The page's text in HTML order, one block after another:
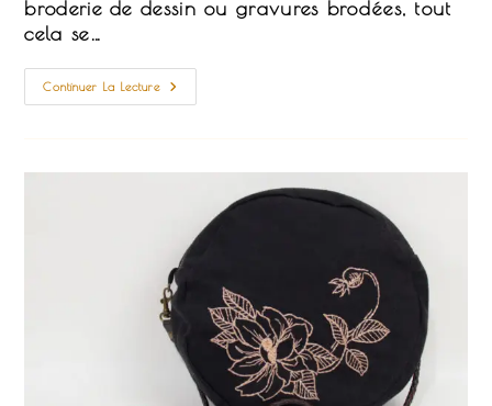
broderie de dessin ou gravures brodées, tout
cela se…
Continuer La LectureDIY
Gratuit